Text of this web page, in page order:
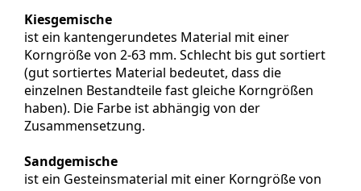
Kiesgemische
ist ein kantengerundetes Material mit einer
Korngröße von 2-63 mm. Schlecht bis gut sortiert
(gut sortiertes Material bedeutet, dass die
einzelnen Bestandteile fast gleiche Korngrößen
haben). Die Farbe ist abhängig von der
Zusammensetzung.
Sandgemische
ist ein Gesteinsmaterial mit einer Korngröße von